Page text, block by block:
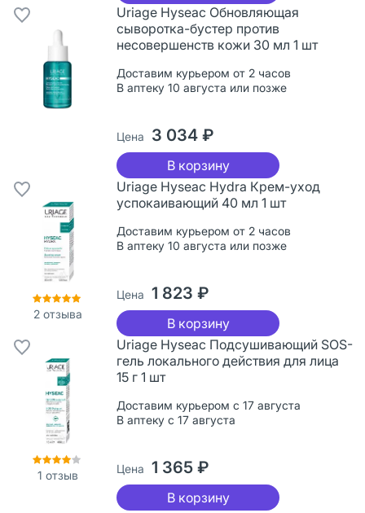
Uriage Hyseac Обновляющая
сыворотка-бустер против
несовершенств кожи 30 мл 1 шт
Доставим курьером от 2 часов
В аптеку 10 августа или позже
Цена 3 034 ₽
В корзину
2 отзыва
Uriage Hyseac Hydra Крем-уход
успокаивающий 40 мл 1 шт
Доставим курьером от 2 часов
В аптеку 10 августа или позже
Цена 1 823 ₽
В корзину
1 отзыв
Uriage Hyseac Подсушивающий SOS-
гель локального действия для лица
15 г 1 шт
Доставим курьером с 17 августа
В аптеку с 17 августа
Цена 1 365 ₽
В корзину